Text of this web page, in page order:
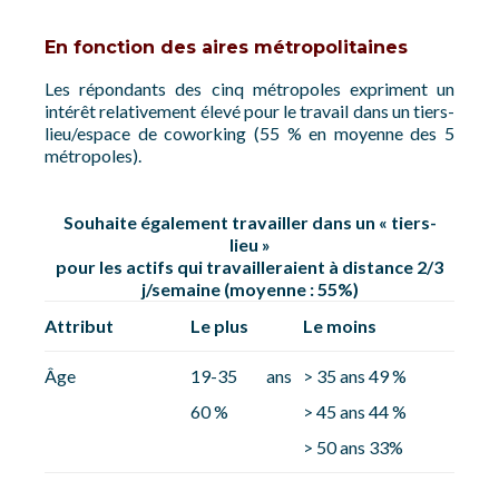
En fonction des aires métropolitaines
Les répondants des cinq métropoles expriment un
intérêt relativement élevé pour le travail dans un tiers-
lieu/espace de coworking (55 % en moyenne des 5
métropoles).
Souhaite également travailler dans un « tiers-
lieu »
pour les actifs qui travailleraient à distance 2/3
j/semaine (moyenne : 55%)
Attribut
Le plus Le moins
Âge
19-35 ans
60 %
> 35 ans 49 %
> 45 ans 44 %
> 50 ans 33%